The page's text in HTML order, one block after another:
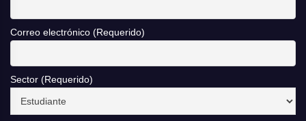
Correo electrónico (Requerido)
Sector (Requerido)